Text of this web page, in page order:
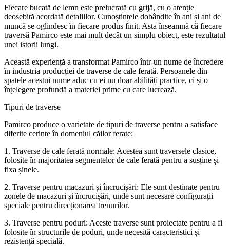
Fiecare bucată de lemn este prelucrată cu grijă, cu o atenție
deosebită acordată detaliilor. Cunoștințele dobândite în ani și ani de
muncă se oglindesc în fiecare produs finit. Asta înseamnă că fiecare
traversă Pamirco este mai mult decât un simplu obiect, este rezultatul
unei istorii lungi.
Această experiență a transformat Pamirco într-un nume de încredere
în industria producției de traverse de cale ferată. Persoanele din
spatele acestui nume aduc cu ei nu doar abilități practice, ci și o
înțelegere profundă a materiei prime cu care lucrează.
Tipuri de traverse
Pamirco produce o varietate de tipuri de traverse pentru a satisface
diferite cerințe în domeniul căilor ferate:
1. Traverse de cale ferată normale: Acestea sunt traversele clasice,
folosite în majoritatea segmentelor de cale ferată pentru a susține și
fixa șinele.
2. Traverse pentru macazuri și încrucișări: Ele sunt destinate pentru
zonele de macazuri și încrucișări, unde sunt necesare configurații
speciale pentru direcționarea trenurilor.
3. Traverse pentru poduri: Aceste traverse sunt proiectate pentru a fi
folosite în structurile de poduri, unde necesită caracteristici și
rezistență specială.